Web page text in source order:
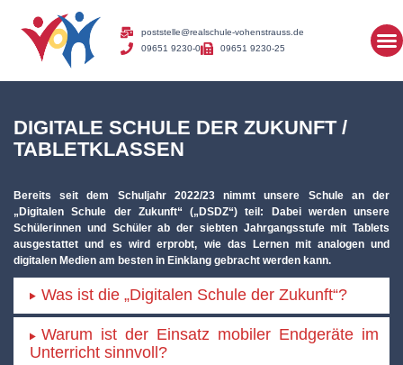
poststelle@realschule-vohenstrauss.de
09651 9230-0
09651 9230-25
DIGITALE SCHULE DER ZUKUNFT /
TABLETKLASSEN
Bereits seit dem Schuljahr 2022/23 nimmt unsere Schule an der
„Digitalen Schule der Zukunft“ („DSDZ“) teil: Dabei werden unsere
Schülerinnen und Schüler ab der siebten Jahrgangsstufe mit Tablets
ausgestattet und es wird erprobt, wie das Lernen mit analogen und
digitalen Medien am besten in Einklang gebracht werden kann.
Was ist die „Digitalen Schule der Zukunft“?
Warum ist der Einsatz mobiler Endgeräte im
Unterricht sinnvoll?